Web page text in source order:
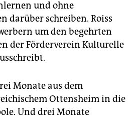
und ohne
darüber schreiben. Roiss
um den begehrten
der Förderverein Kulturelle
Monate aus dem
Ottensheim in die
Und drei Monate